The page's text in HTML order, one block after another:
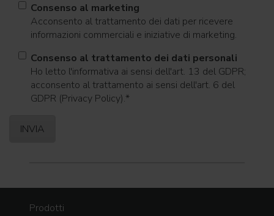
Consenso al marketing
Acconsento al trattamento dei dati per ricevere
informazioni commerciali e iniziative di marketing.
Consenso al trattamento dei dati personali
Ho letto l'informativa ai sensi dell'art. 13 del GDPR;
acconsento al trattamento ai sensi dell'art. 6 del
GDPR (Privacy Policy).*
Prodotti